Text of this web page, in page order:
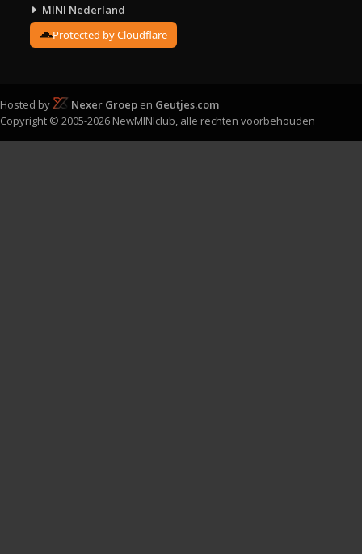
MINI Nederland
Protected by Cloudflare
Hosted by Nexer Groep en Geutjes.com
Copyright © 2005-2026 NewMINIclub, alle rechten voorbehouden